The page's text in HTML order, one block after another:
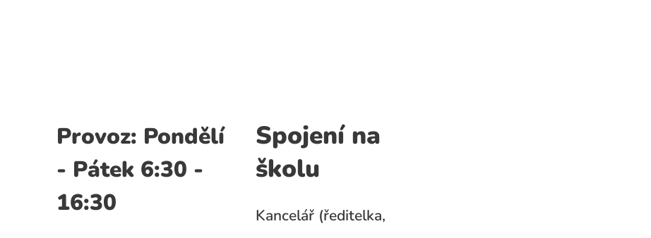
Provoz: Pondělí
- Pátek 6:30 -
16:30
Spojení na
školu
Kancelář (ředitelka,